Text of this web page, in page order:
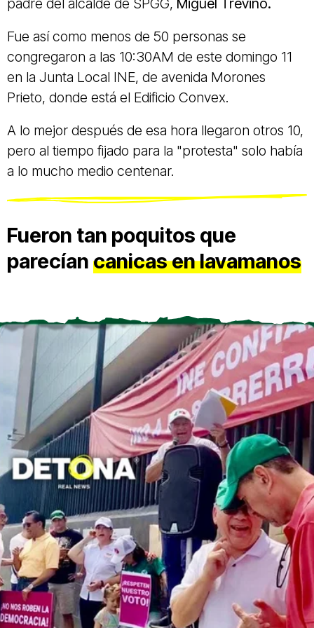
padre del alcalde de SPGG, Miguel Treviño.
Fue así como menos de 50 personas se
congregaron a las 10:30AM de este domingo 11
en la Junta Local INE, de avenida Morones
Prieto, donde está el Edificio Convex.
A lo mejor después de esa hora llegaron otros 10,
pero al tiempo fijado para la "protesta" solo había
a lo mucho medio centenar.
Fueron tan poquitos que
parecían canicas en lavamanos